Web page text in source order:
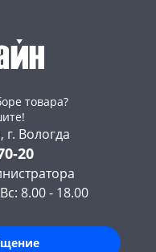
товара?
г. Вологда
20
8.00 - 18.00